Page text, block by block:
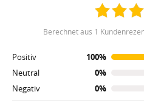
berechnet aus 1
Positiv
100%
Neutral
0%
Negativ
0%